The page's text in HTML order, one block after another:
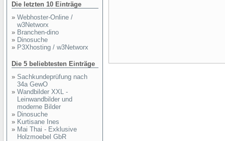
Die letzten 10 Einträge
» Webhoster-Online /
w3Networx
» Branchen-dino
» Dinosuche
» P3Xhosting / w3Networx
Die 5 beliebtesten Einträge
» Sachkundeprüfung nach
34a GewO
» Wandbilder XXL -
Leinwandbilder und
moderne Bilder
» Dinosuche
» Kurtisane Ines
» Mai Thai - Exklusive
Holzmoebel GbR